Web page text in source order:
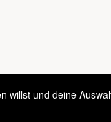
willst und deine